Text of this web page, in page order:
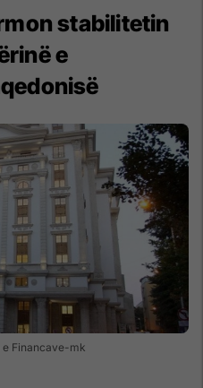
stabilitetin
e
e Financave-mk